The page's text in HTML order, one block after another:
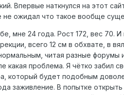
Впервые наткнулся на этот
ожидал что такое вообще
мне 24 года. Рост 172, вес 70.
всего 12 см в обхвате, в
читая разные форумы
какая проблема. Я чётко
который будет подобным
заживление. В попытке